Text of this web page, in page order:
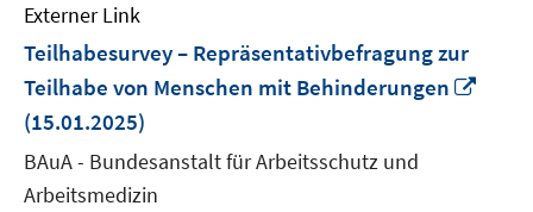
Externer Link
Teilhabesurvey – Repräsentativbefragung zur
Teilhabe von Menschen mit Behinderungen
(15.01.2025)
BAuA - Bundesanstalt für Arbeitsschutz und
Arbeitsmedizin